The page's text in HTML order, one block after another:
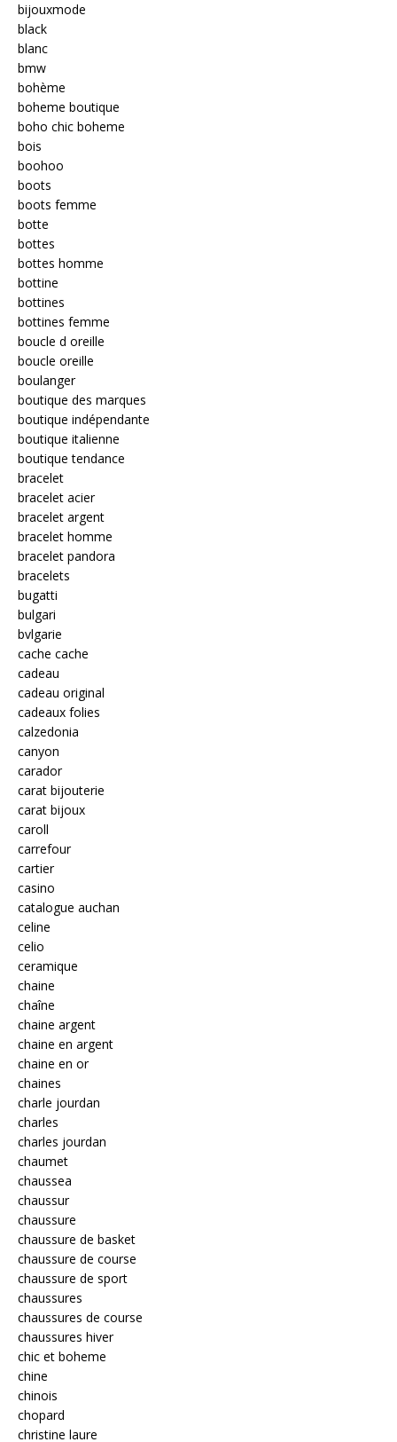
bijouxmode
black
blanc
bmw
bohème
boheme boutique
boho chic boheme
bois
boohoo
boots
boots femme
botte
bottes
bottes homme
bottine
bottines
bottines femme
boucle d oreille
boucle oreille
boulanger
boutique des marques
boutique indépendante
boutique italienne
boutique tendance
bracelet
bracelet acier
bracelet argent
bracelet homme
bracelet pandora
bracelets
bugatti
bulgari
bvlgarie
cache cache
cadeau
cadeau original
cadeaux folies
calzedonia
canyon
carador
carat bijouterie
carat bijoux
caroll
carrefour
cartier
casino
catalogue auchan
celine
celio
ceramique
chaine
chaîne
chaine argent
chaine en argent
chaine en or
chaines
charle jourdan
charles
charles jourdan
chaumet
chaussea
chaussur
chaussure
chaussure de basket
chaussure de course
chaussure de sport
chaussures
chaussures de course
chaussures hiver
chic et boheme
chine
chinois
chopard
christine laure